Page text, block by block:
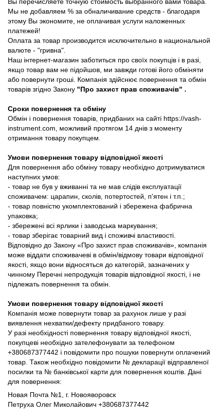
Мы не добавляем % за обналичивание средств - благодаря
этому Вы экономите, не оплачивая услуги наложенных
платежей!
Оплата за товар производится исключительно в национальной
валюте - "гривна".
Наш інтернет-магазин заботиться про своїх покупців і в разі,
якщо товар вам не підойшов, ми завжди готові його обміняти
або повернути гроші. Компанія здійснює повернення та обмін
товарів згідно Закону "Про захист прав споживачів" .
Сроки повернення та обміну
Обмін і повернення товарів, придбаних на сайті https://vash-
instrument.com, можливий протягом 14 днів з моменту
отримання товару покупцем.
Умови повернення товару відповідної якості
Для повернення або обміну товару необхідно дотримуватися
наступних умов:
- товар не був у вживанні та не мав слідів експлуатації
споживачем: царапин, сколів, потертостей, п'ятен і т.п.;
- товар повністю укомплектований і збережена фабрична
упаковка;
- збережені всі ярлики і заводська маркування;
- товар зберігає товарний вид і споживчі властивості.
Відповідно до Закону «Про захист прав споживачів», компанія
може віддати споживачеві в обмін/відмову товари відповідної
якості, якщо вони відносяться до категорій, зазначених у
чинному Перечні непродукція товарів відповідної якості, і не
підлежать повернення та обмін.
Умови повернення товару відповідної якості
Компанія може повернути товар за рахунок лише у разі
виявлення нехватки/дефекту придбаного товару.
У разі необхідності повернення товару відповідної якості,
покупцеві необхідно зателефонувати за телефоном
+380687377442 і повідомити про пошуки повернути оплачений
товар. Також необхідно повідомити № декларації відправленої
посилки та № банківської карти для повернення коштів. Дані
для повернення:
Новая Почта №1, г. Новояворовск
Петруха Олег Миколайович +380687377442